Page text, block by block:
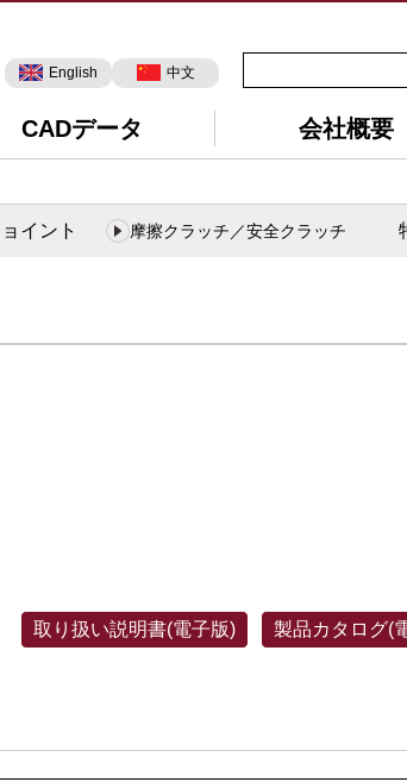
English 中文
CADデータ 会社概要
イント 摩擦クラッチ／安全クラッチ
取り扱い説明書(電子版) 製品カタログ(